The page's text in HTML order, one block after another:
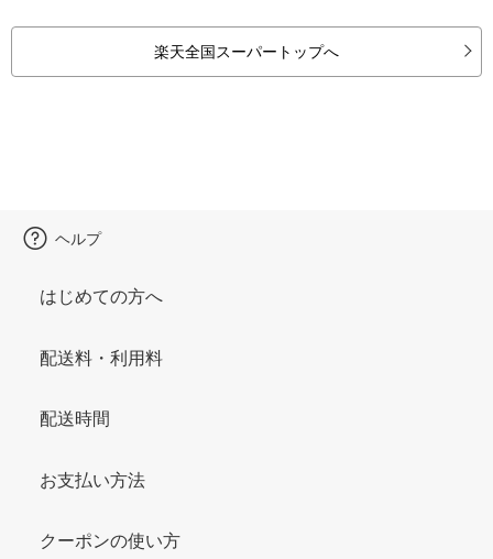
楽天全国スーパートップへ
ヘルプ
はじめての方へ
配送料・利用料
配送時間
お支払い方法
クーポンの使い方